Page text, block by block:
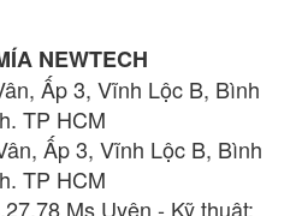
NEWTECH
Ấp 3, Vĩnh Lộc B, Bình
TP HCM
Ấp 3, Vĩnh Lộc B, Bình
TP HCM
Ms Uyên - Kỹ thuật: